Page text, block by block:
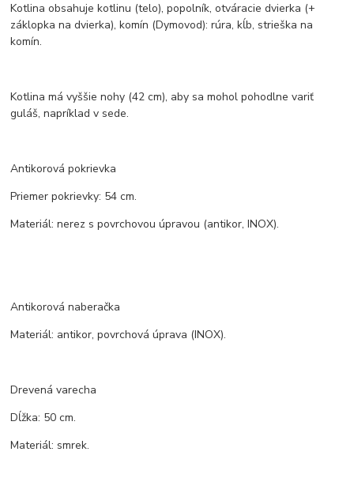
Kotlina obsahuje kotlinu (telo), popolník, otváracie dvierka (+
záklopka na dvierka), komín (Dymovod): rúra, kĺb, strieška na
komín.
Kotlina má vyššie nohy (42 cm), aby sa mohol pohodlne variť
guláš, napríklad v sede.
Antikorová pokrievka
Priemer pokrievky: 54 cm.
Materiál: nerez s povrchovou úpravou (antikor, INOX).
Antikorová naberačka
Materiál: antikor, povrchová úprava (INOX).
Drevená varecha
Dĺžka: 50 cm.
Materiál: smrek.